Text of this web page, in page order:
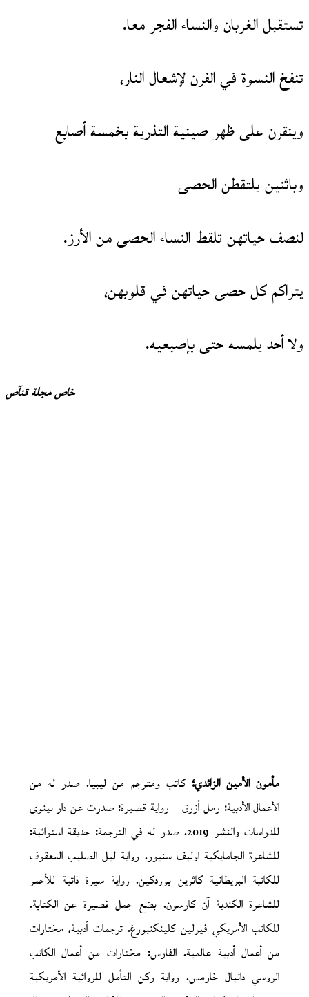
تستقبل الغربان والنساء الفجر معا.
تنفخ النسوة في الفرن لإشعال النار،
وينقرن على ظهر صينية التذرية بخمسة أصابع
وباثنين يلتقطن الحصى
لنصف حياتهن تلقط النساء الحصى من الأرز.
يتراكم كل حصى حياتهن في قلوبهن،
ولا أحد يلمسه حتى بإصبعيه.
خاص مجلة قنآص
مأمون الأمين الزائدي؛كاتب ومترجم من ليبيا. صدر له من
الأعمال الأدبية: رمل أزرق – رواية قصيرة: صدرت عن دار نينوى
للدراسات والنشر 2019. صدر له في الترجمة: حديقة استوائية:
للشاعرة الجامايكية اوليف سنيور. رواية ليل الصليب المعقوف
للكاتبة البريطانية كاثرين بوردكين. رواية سيرة ذاتية للأحمر
للشاعرة الكندية آن كارسون. بضع جمل قصيرة عن الكتابة.
للكاتب الأمريكي فيرلين كلينكنبورغ. ترجمات أدبية، مختارات
من أعمال أدبية عالمية. الفارس: مختارات من أعمال الكاتب
الروسي دانيال خارمس. رواية ركن التأمل للروائية الأمريكية